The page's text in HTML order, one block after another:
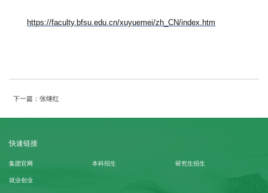
https://faculty.bfsu.edu.cn/xuyuemei/zh_CN/index.htm
下一篇：张继红
快速链接
集团官网 本科招生 研究生招生
就业创业